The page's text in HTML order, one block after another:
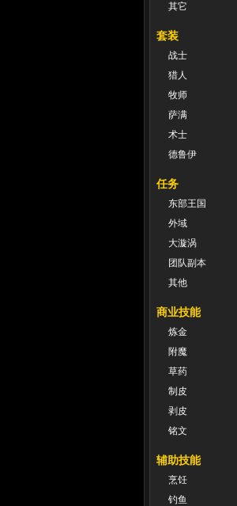
其它
套装
战士
猎人
牧师
萨满
术士
德鲁伊
任务
东部王国
外域
大漩涡
团队副本
其他
商业技能
炼金
附魔
草药
制皮
剥皮
铭文
辅助技能
烹饪
钓鱼